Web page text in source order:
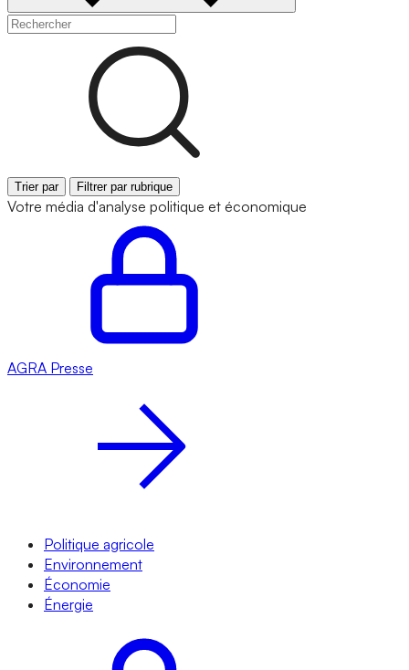
Trier par Filtrer par rubrique
Votre média d'analyse politique et économique
AGRA Presse
Politique agricole
Environnement
Économie
Énergie